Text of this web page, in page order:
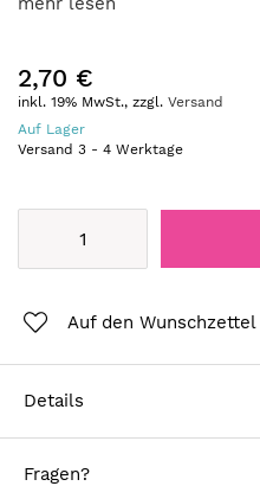
2,70 €
inkl. 19% MwSt., zzgl. Versand
Auf Lager
Versand 3 - 4 Werktage
Auf den Wunschzettel
Details
Fragen?